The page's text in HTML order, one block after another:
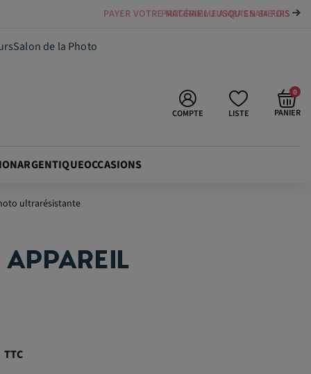
PAYER VOTRE MATÉRIEL JUSQU'EN 84 FOIS
Salon de la Photo
LISTE
COMPTE PANIER
0
ARGENTIQUEOCCASIONS
ultrarésistante
TTC
39,90 €